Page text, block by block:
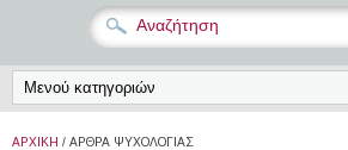
ΑΡΧΙΚΉ / ΆΡΘΡΑ ΨΥΧΟΛΟΓΊΑΣ